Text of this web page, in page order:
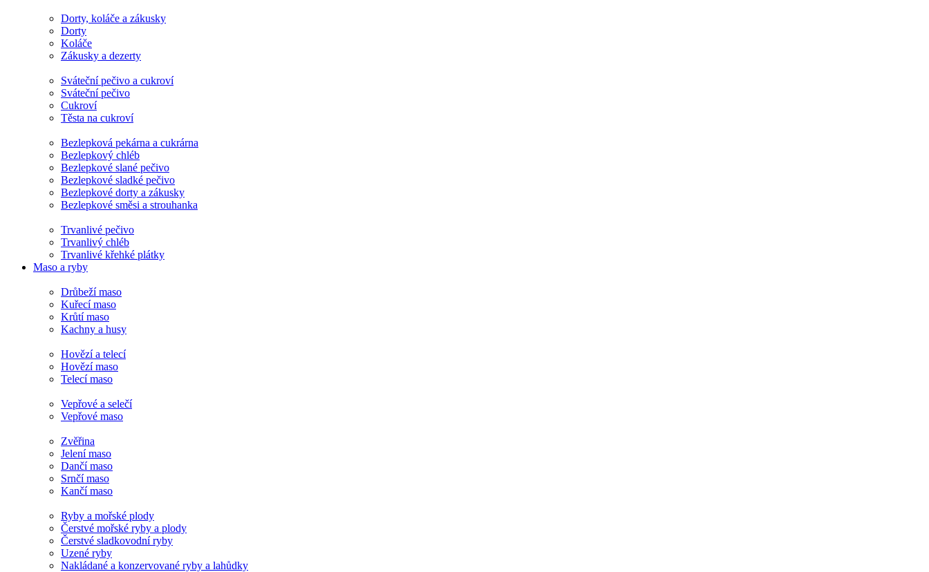
Dorty, koláče a zákusky
Dorty
Koláče
Zákusky a dezerty
Sváteční pečivo a cukroví
Sváteční pečivo
Cukroví
Těsta na cukroví
Bezlepková pekárna a cukrárna
Bezlepkový chléb
Bezlepkové slané pečivo
Bezlepkové sladké pečivo
Bezlepkové dorty a zákusky
Bezlepkové směsi a strouhanka
Trvanlivé pečivo
Trvanlivý chléb
Trvanlivé křehké plátky
Maso a ryby
Drůbeží maso
Kuřecí maso
Krůtí maso
Kachny a husy
Hovězí a telecí
Hovězí maso
Telecí maso
Vepřové a selečí
Vepřové maso
Zvěřina
Jelení maso
Dančí maso
Srnčí maso
Kančí maso
Ryby a mořské plody
Čerstvé mořské ryby a plody
Čerstvé sladkovodní ryby
Uzené ryby
Nakládané a konzervované ryby a lahůdky